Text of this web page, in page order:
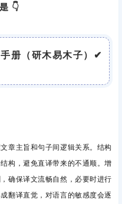
👇
册（研木易木子） ✔
章主旨和句子间逻辑关系。结构
构，避免直译带来的不通顺。增
确保译文流畅自然，必要时进行
成翻译直觉，对语言的敏感度会逐